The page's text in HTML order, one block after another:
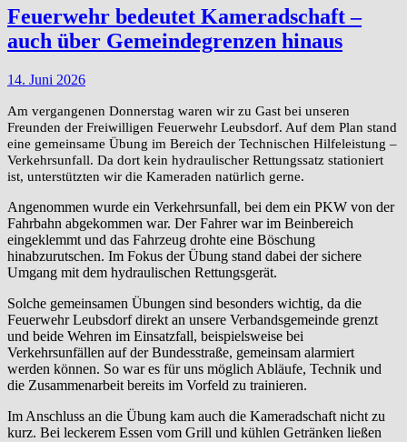
Feuerwehr bedeutet Kameradschaft –
auch über Gemeindegrenzen hinaus
14. Juni 2026
Am vergangenen Donnerstag waren wir zu Gast bei unseren
Freunden der Freiwilligen Feuerwehr Leubsdorf. Auf dem Plan stand
eine gemeinsame Übung im Bereich der Technischen Hilfeleistung –
Verkehrsunfall. Da dort kein hydraulischer Rettungssatz stationiert
ist, unterstützten wir die Kameraden natürlich gerne.
Angenommen wurde ein Verkehrsunfall, bei dem ein PKW von der
Fahrbahn abgekommen war. Der Fahrer war im Beinbereich
eingeklemmt und das Fahrzeug drohte eine Böschung
hinabzurutschen. Im Fokus der Übung stand dabei der sichere
Umgang mit dem hydraulischen Rettungsgerät.
Solche gemeinsamen Übungen sind besonders wichtig, da die
Feuerwehr Leubsdorf direkt an unsere Verbandsgemeinde grenzt
und beide Wehren im Einsatzfall, beispielsweise bei
Verkehrsunfällen auf der Bundesstraße, gemeinsam alarmiert
werden können. So war es für uns möglich Abläufe, Technik und
die Zusammenarbeit bereits im Vorfeld zu trainieren.
Im Anschluss an die Übung kam auch die Kameradschaft nicht zu
kurz. Bei leckerem Essen vom Grill und kühlen Getränken ließen